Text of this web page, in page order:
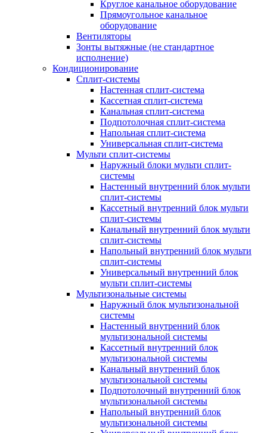
Круглое канальное оборудование
Прямоугольное канальное
оборудование
Вентиляторы
Зонты вытяжные (не стандартное
исполнение)
Кондиционирование
Сплит-системы
Настенная сплит-система
Кассетная сплит-система
Канальная сплит-система
Подпотолочная сплит-система
Напольная сплит-система
Универсальная сплит-система
Мульти сплит-системы
Наружный блоки мульти сплит-
системы
Настенный внутренний блок мульти
сплит-системы
Кассетный внутренний блок мульти
сплит-системы
Канальный внутренний блок мульти
сплит-системы
Напольный внутренний блок мульти
сплит-системы
Универсальный внутренний блок
мульти сплит-системы
Мультизональные системы
Наружный блок мультизональной
системы
Настенный внутренний блок
мультизональной системы
Кассетный внутренний блок
мультизональной системы
Канальный внутренний блок
мультизональной системы
Подпотолочный внутренний блок
мультизональной системы
Напольный внутренний блок
мультизональной системы